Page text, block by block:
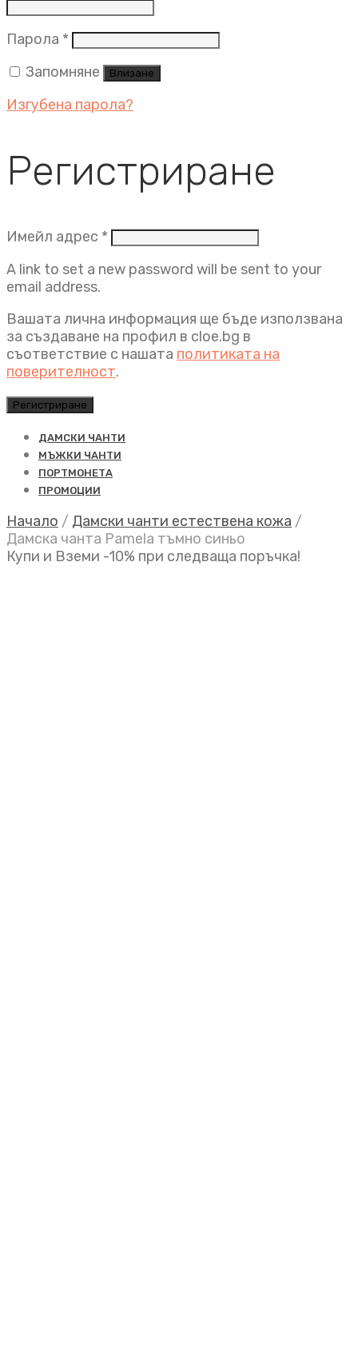
Парола * Задължително
Запомняне
Влизане
Изгубена парола?
Регистриране
Имейл адрес * Задължително
A link to set a new password will be sent to your
email address.
Вашата лична информация ще бъде използвана
за създаване на профил в cloe.bg в
съответствие с нашата политиката на
поверителност.
Регистриране
ДАМСКИ ЧАНТИ
МЪЖКИ ЧАНТИ
ПОРТМОНЕТА
ПРОМОЦИИ
Начало / Дамски чанти естествена кожа /
Дамска чанта Pamela тъмно синьо
Купи и Вземи -10% при следваща поръчка!